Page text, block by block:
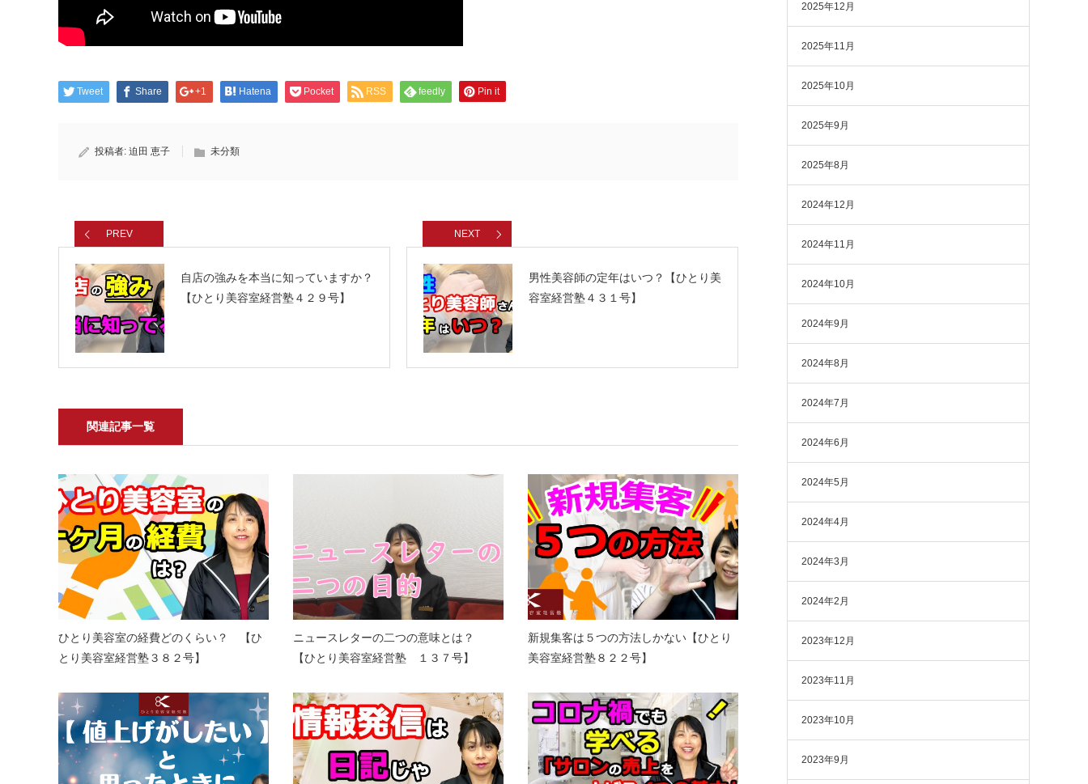
Tweet Share +1 Hatena Pocket RSS feedly Pin it
投稿者: 迫田 恵子 未分類
PREV
自店の強みを本当に知っていますか？
【ひとり美容室経営塾４２９号】
NEXT
男性美容師の定年はいつ？【ひとり美
容室経営塾４３１号】
関連記事一覧
ひとり美容室の経費どのくらい？ 【ひ
とり美容室経営塾３８２号】
ニュースレターの二つの意味とは？
【ひとり美容室経営塾 １３７号】
新規集客は５つの方法しかない【ひとり
美容室経営塾８２２号】
2025年12月
2025年11月
2025年10月
2025年9月
2025年8月
2024年12月
2024年11月
2024年10月
2024年9月
2024年8月
2024年7月
2024年6月
2024年5月
2024年4月
2024年3月
2024年2月
2023年12月
2023年11月
2023年10月
2023年9月